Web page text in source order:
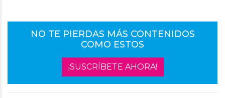
NO TE PIERDAS MÁS CONTENIDOS
COMO ESTOS
¡SUSCRÍBETE AHORA!